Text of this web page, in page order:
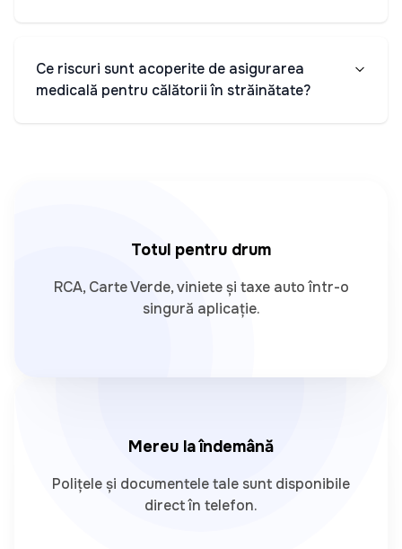
Ce riscuri sunt acoperite de asigurarea
medicală pentru călătorii în străinătate?
Totul pentru drum
RCA, Carte Verde, viniete și taxe auto într-o
singură aplicație.
Mereu la îndemână
Polițele și documentele tale sunt disponibile
direct în telefon.